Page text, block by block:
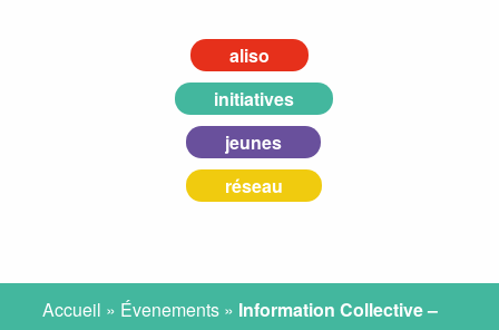
aliso
initiatives
jeunes
réseau
Accueil » Évenements » Information Collective –